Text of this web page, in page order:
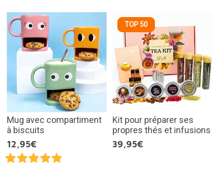
Mug avec compartiment
à biscuits
12,95€
TOP 50
Kit pour préparer ses
propres thés et infusions
39,95€